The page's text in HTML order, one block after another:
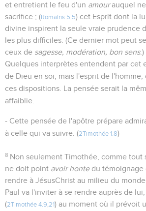
et entretient le feu d'un amourauquel
sacrifice ; (Romains 5.5) cet Esprit dont la
divine inspirent la seule vraie prudence
les plus difficiles. (Ce dernier mot peut
ceux de sagesse, modération, bon sens.)
Quelques interprètes entendent par cet
de Dieu en soi, mais l'esprit de
ces dispositions. La pensée serait la
affaiblie.
- Cette pensée de l'apôtre prépare
à celle qui va suivre. (2Timothée 1.8)
8 Non seulement Timothée, comme tout
ne doit point avoir hontedu témoignage
rendre à JésusChrist au milieu du monde
Paul va l'inviter à se rendre auprès de
(2Timothée 4.9 21) au moment où il prévoit